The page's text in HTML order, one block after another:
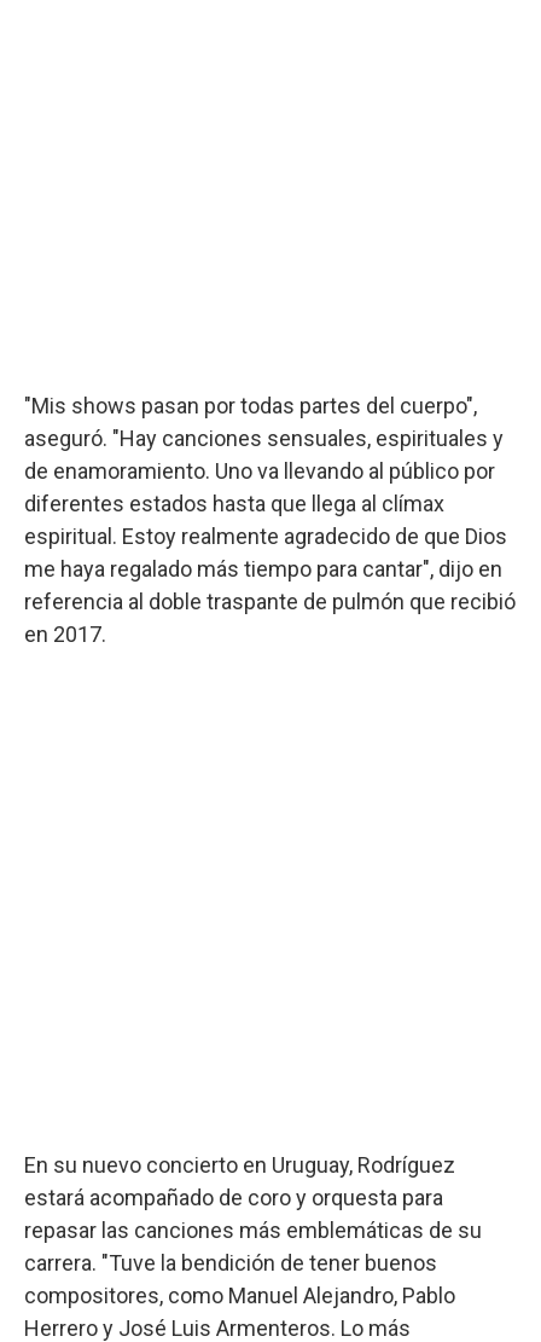
"Mis shows pasan por todas partes del cuerpo",
aseguró. "Hay canciones sensuales, espirituales y
de enamoramiento. Uno va llevando al público por
diferentes estados hasta que llega al clímax
espiritual. Estoy realmente agradecido de que Dios
me haya regalado más tiempo para cantar", dijo en
referencia al doble traspante de pulmón que recibió
en 2017.
En su nuevo concierto en Uruguay, Rodríguez
estará acompañado de coro y orquesta para
repasar las canciones más emblemáticas de su
carrera. "Tuve la bendición de tener buenos
compositores, como Manuel Alejandro, Pablo
Herrero y José Luis Armenteros. Lo más